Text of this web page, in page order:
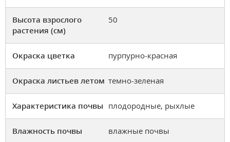
Высота взрослого
растения (см)
50
Окраска цветка пурпурно-красная
Окраска листьев летом темно-зеленая
Характеристика почвы плодородные, рыхлые
Влажность почвы влажные почвы